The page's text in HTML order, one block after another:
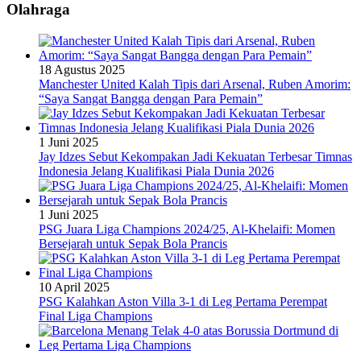
Olahraga
18 Agustus 2025
Manchester United Kalah Tipis dari Arsenal, Ruben Amorim:
“Saya Sangat Bangga dengan Para Pemain”
1 Juni 2025
Jay Idzes Sebut Kekompakan Jadi Kekuatan Terbesar Timnas
Indonesia Jelang Kualifikasi Piala Dunia 2026
1 Juni 2025
PSG Juara Liga Champions 2024/25, Al-Khelaifi: Momen
Bersejarah untuk Sepak Bola Prancis
10 April 2025
PSG Kalahkan Aston Villa 3-1 di Leg Pertama Perempat
Final Liga Champions